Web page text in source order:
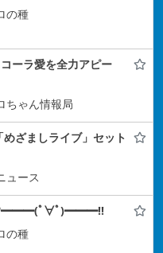
の種
ーラ愛を全力アピー
ちゃん情報局
めざましライブ」セット
ュース
ｷﾀ━━━(ﾟ∀ﾟ)━━━!!
の種